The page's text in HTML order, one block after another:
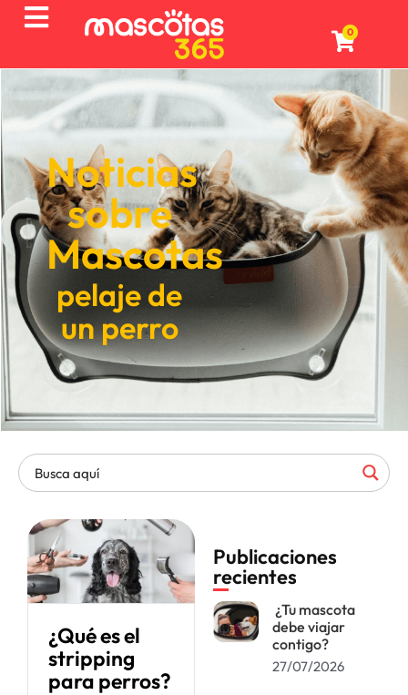
0
Noticias
sobre
Mascotas
pelaje de
un perro
¿Qué es el
stripping
para perros?
Publicaciones
recientes
¿Tu mascota
debe viajar
contigo?
27/07/2026